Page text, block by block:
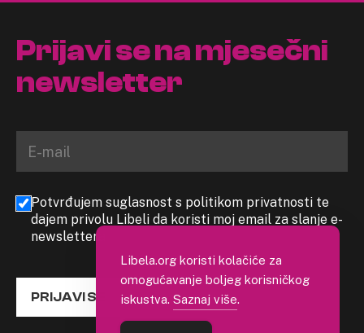
Prijavi se na mjesečni
newsletter
Potvrđujem suglasnost s politikom privatnosti te
dajem privolu Libeli da koristi moj email za slanje e-
newslettera
PRIJAVI SE
Libela.org koristi kolačiće za
omogućavanje boljeg korisničkog
iskustva. Saznaj više.